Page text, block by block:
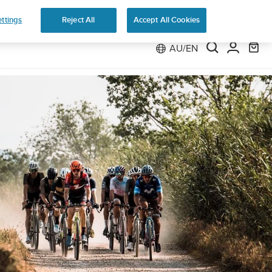
AU/EN
Reject All Accept All Cookies